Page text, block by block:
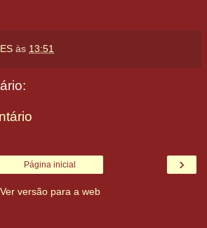
às 13:51
›
Página inicial
Ver versão para a web